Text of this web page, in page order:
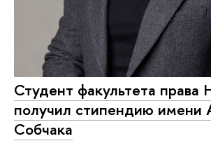
Студент факультета
получил стипендию имени
Собчака